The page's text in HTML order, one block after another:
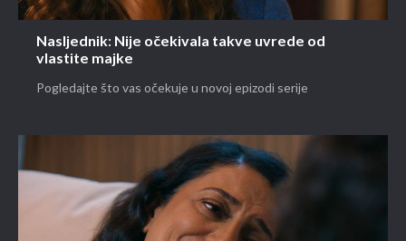
Nasljednik: Nije očekivala takve uvrede od
vlastite majke
Pogledajte što vas očekuje u novoj epizodi serije